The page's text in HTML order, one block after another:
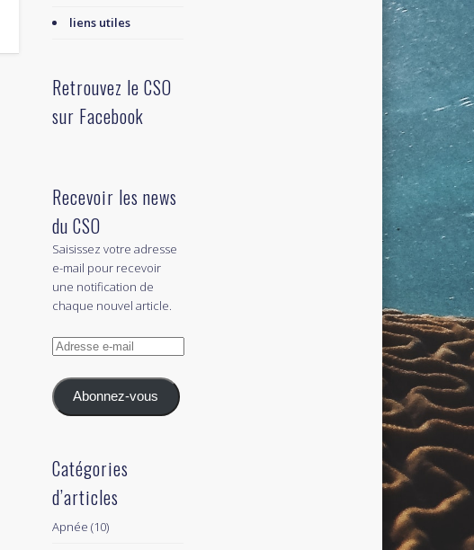
liens utiles
Retrouvez le CSO
sur Facebook
Recevoir les news
du CSO
Saisissez votre adresse
e-mail pour recevoir
une notification de
chaque nouvel article.
Adresse
mail
Abonnez-vous
Catégories
d’articles
Apnée (10)